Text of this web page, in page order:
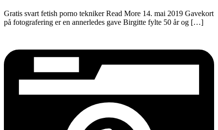
Gratis svart fetish porno tekniker Read More 14. mai 2019 Gavekort
på fotografering er en annerledes gave Birgitte fylte 50 år og […]